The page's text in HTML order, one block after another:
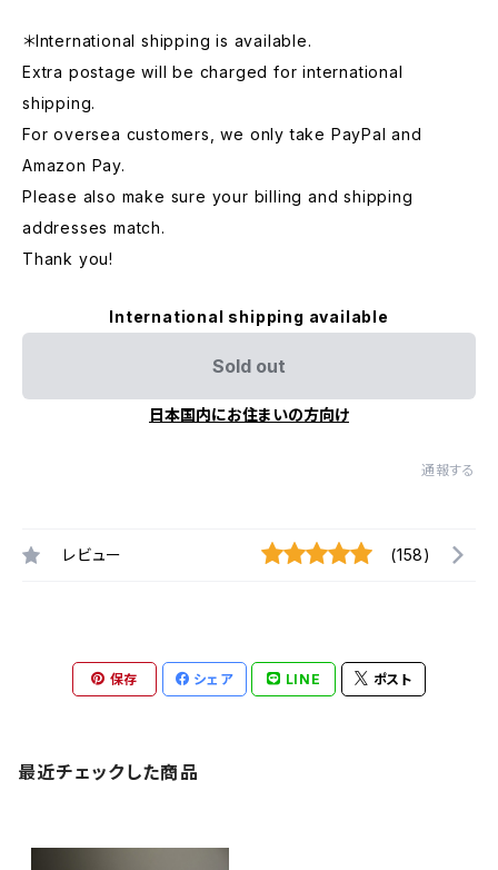
＊International shipping is available.
Extra postage will be charged for international
shipping.
For oversea customers, we only take PayPal and
Amazon Pay.
Please also make sure your billing and shipping
addresses match.
Thank you!
International shipping available
Sold out
日本国内にお住まいの方向け
通報する
レビュー (158)
保存 シェア LINE ポスト
最近チェックした商品